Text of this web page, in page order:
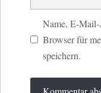
Name, E-Mail-
Browser für
speichern.